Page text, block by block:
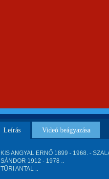
Leírás Videó beágyazása
KIS ANGYAL ERNŐ 1899 - 1968. -
SÁNDOR 1912 - 1978 ..
TÜRI ANTAL ..